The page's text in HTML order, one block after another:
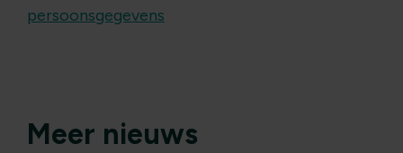
persoonsgegevens
Meer nieuws